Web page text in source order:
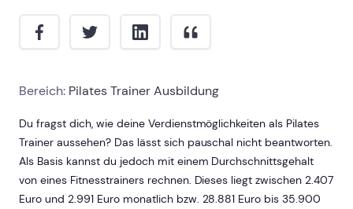
Bereich: Pilates Trainer Ausbildung
Du fragst dich, wie deine Verdienstmöglichkeiten als Pilates
Trainer aussehen? Das lässt sich pauschal nicht beantworten.
Als Basis kannst du jedoch mit einem Durchschnittsgehalt
von eines Fitnesstrainers rechnen. Dieses liegt zwischen 2.407
Euro und 2.991 Euro monatlich bzw. 28.881 Euro bis 35.900